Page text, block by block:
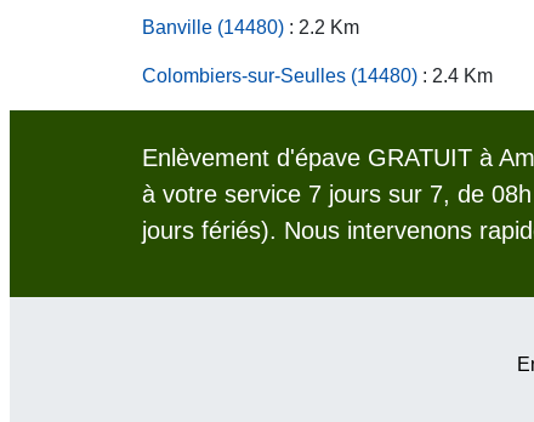
Banville (14480) : 2.2 Km
Colombiers-sur-Seulles (14480) : 2.4 Km
Enlèvement d'épave GRATUIT à
à votre service 7 jours sur 7, de
jours fériés). Nous intervenons